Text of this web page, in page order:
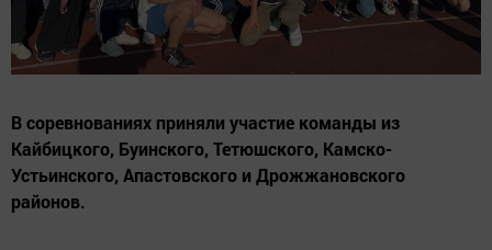
В соревнованиях приняли участие команды из
Кайбицкого, Буинского, Тетюшского, Камско-
Устьинского, Апастовского и Дрожжановского
районов.